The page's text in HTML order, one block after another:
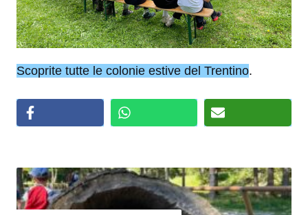
Scoprite tutte le colonie estive del Trentino.